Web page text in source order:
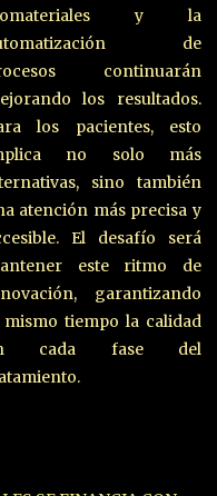
y la
de
continuarán
los resultados.
los pacientes, esto
no solo más
sino también
atención más precisa y
El desafío será
este ritmo de
garantizando
mismo tiempo la calidad
cada fase del